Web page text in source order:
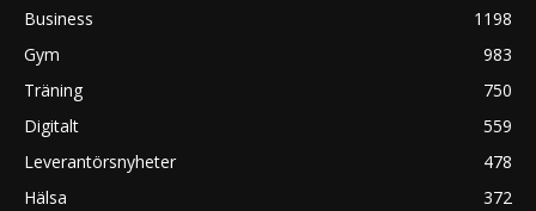
Business
1198
Gym
983
Träning
750
Digitalt
559
Leverantörsnyheter
478
Hälsa
372